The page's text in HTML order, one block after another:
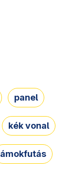
panel
kék vonal
ámokfutás